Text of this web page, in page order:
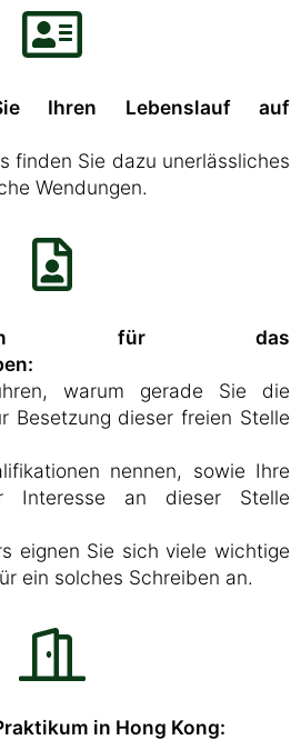
Ihren Lebenslauf auf
finden Sie dazu unerlässliches
Wendungen.
für das
warum gerade Sie die
Besetzung dieser freien Stelle
nennen, sowie Ihre
Interesse an dieser Stelle
eignen Sie sich viele wichtige
ein solches Schreiben an.
in Hong Kong: